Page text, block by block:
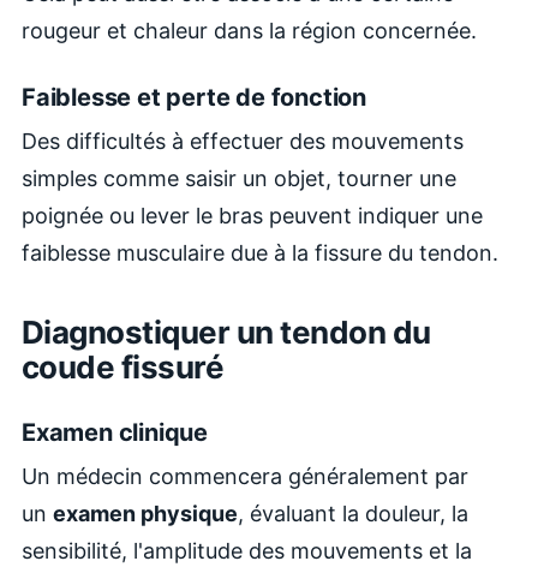
rougeur et chaleur dans la région concernée.
Faiblesse et perte de fonction
Des difficultés à effectuer des mouvements
simples comme saisir un objet, tourner une
poignée ou lever le bras peuvent indiquer une
faiblesse musculaire due à la fissure du tendon.
Diagnostiquer un tendon du
coude fissuré
Examen clinique
Un médecin commencera généralement par
un examen physique, évaluant la douleur, la
sensibilité, l'amplitude des mouvements et la